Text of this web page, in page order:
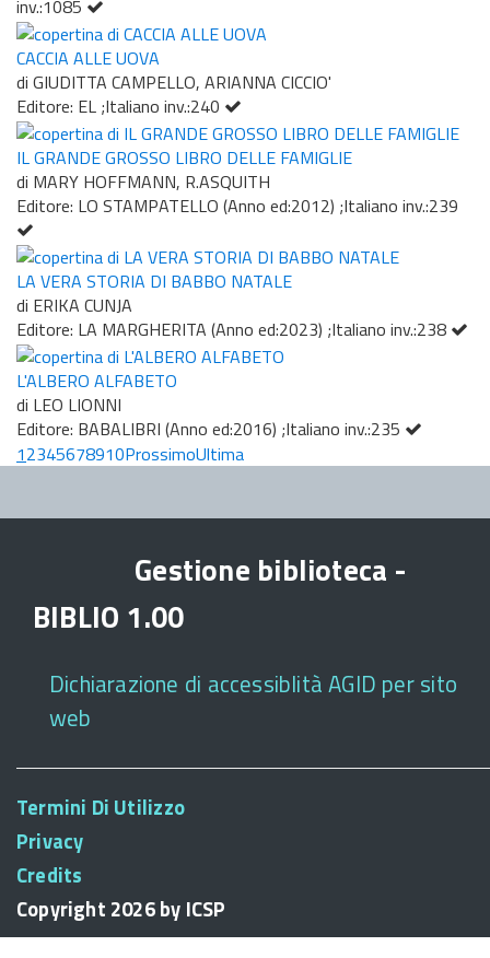
inv.:1085
CACCIA ALLE UOVA
di GIUDITTA CAMPELLO, ARIANNA CICCIO'
Editore: EL ;Italiano inv.:240
IL GRANDE GROSSO LIBRO DELLE FAMIGLIE
di MARY HOFFMANN, R.ASQUITH
Editore: LO STAMPATELLO (Anno ed:2012) ;Italiano inv.:239
LA VERA STORIA DI BABBO NATALE
di ERIKA CUNJA
Editore: LA MARGHERITA (Anno ed:2023) ;Italiano inv.:238
L'ALBERO ALFABETO
di LEO LIONNI
Editore: BABALIBRI (Anno ed:2016) ;Italiano inv.:235
12345678910ProssimoUltima
Gestione biblioteca -
BIBLIO 1.00
Dichiarazione di accessiblità AGID per sito
web
Termini Di Utilizzo
Privacy
Credits
Copyright 2026 by ICSP